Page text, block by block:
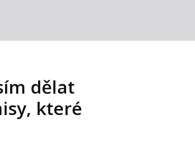
dělat
které